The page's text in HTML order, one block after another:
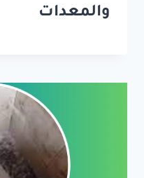
والمعدات